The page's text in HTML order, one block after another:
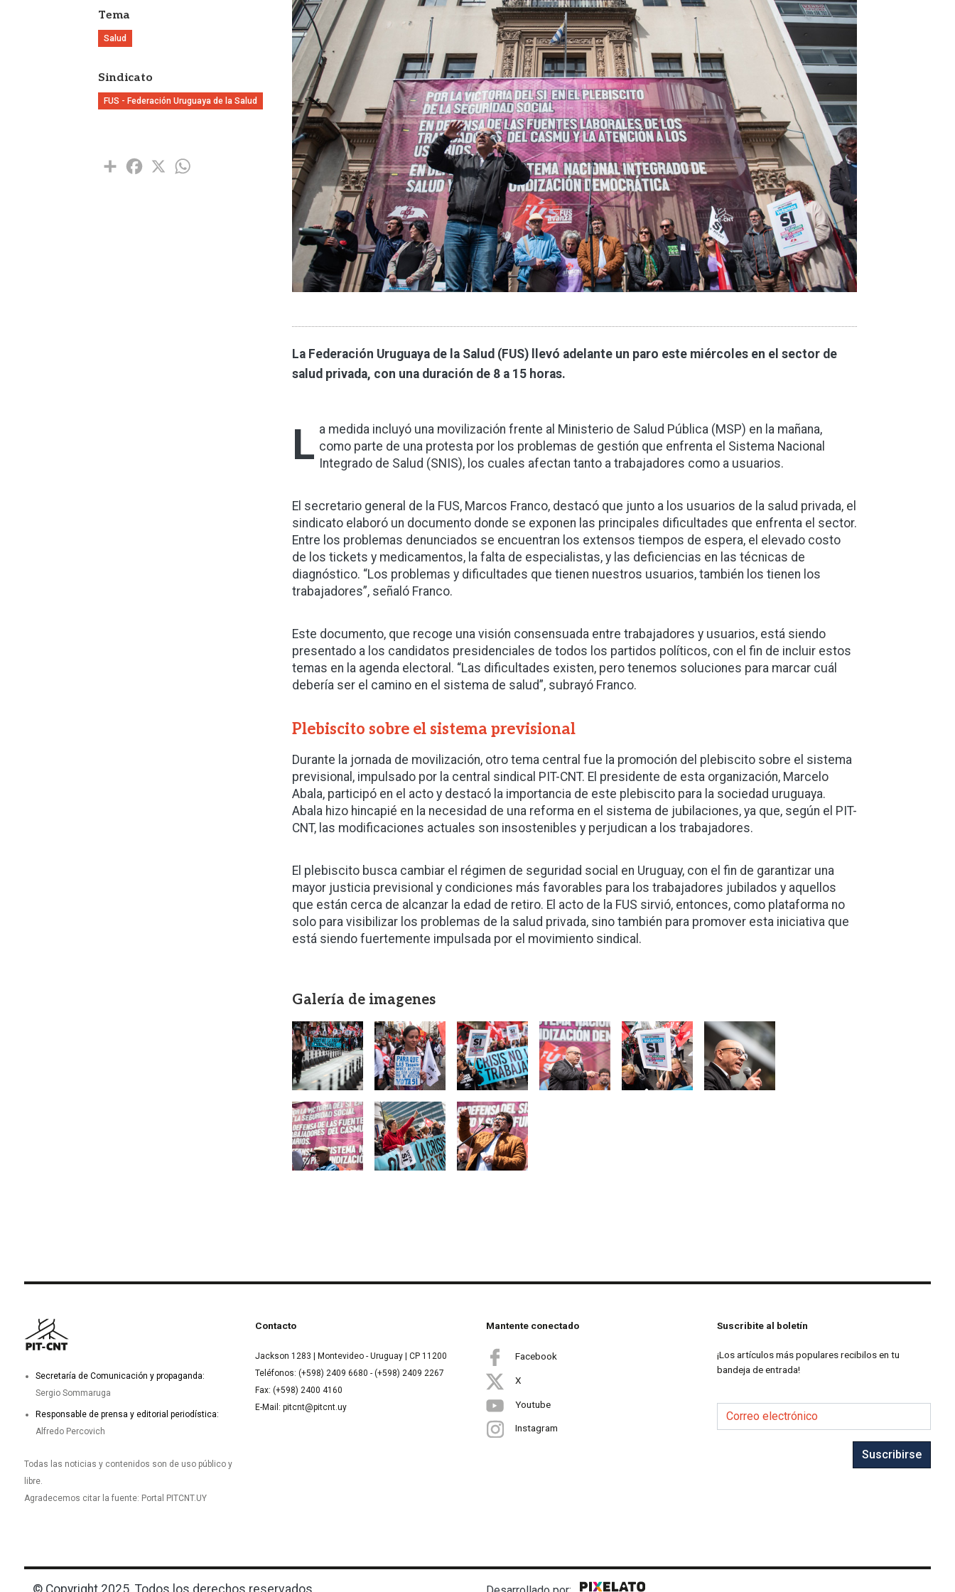
Tema
Salud
Sindicato
FUS - Federación Uruguaya de la Salud
Share Facebook
X
La Federación Uruguaya de la Salud (FUS) llevó adelante un paro este miércoles en el sector de
salud privada, con una duración de 8 a 15 horas.
L a medida incluyó una movilización frente al Ministerio de Salud Pública (MSP) en la mañana,
como parte de una protesta por los problemas de gestión que enfrenta el Sistema Nacional
Integrado de Salud (SNIS), los cuales afectan tanto a trabajadores como a usuarios.
El secretario general de la FUS, Marcos Franco, destacó que junto a los usuarios de la salud privada, el
sindicato elaboró un documento donde se exponen las principales dificultades que enfrenta el sector.
Entre los problemas denunciados se encuentran los extensos tiempos de espera, el elevado costo
de los tickets y medicamentos, la falta de especialistas, y las deficiencias en las técnicas de
diagnóstico. “Los problemas y dificultades que tienen nuestros usuarios, también los tienen los
trabajadores”, señaló Franco.
Este documento, que recoge una visión consensuada entre trabajadores y usuarios, está siendo
presentado a los candidatos presidenciales de todos los partidos políticos, con el fin de incluir estos
temas en la agenda electoral. “Las dificultades existen, pero tenemos soluciones para marcar cuál
debería ser el camino en el sistema de salud”, subrayó Franco.
Plebiscito sobre el sistema previsional
Durante la jornada de movilización, otro tema central fue la promoción del plebiscito sobre el sistema
previsional, impulsado por la central sindical PIT-CNT. El presidente de esta organización, Marcelo
Abala, participó en el acto y destacó la importancia de este plebiscito para la sociedad uruguaya.
Abala hizo hincapié en la necesidad de una reforma en el sistema de jubilaciones, ya que, según el PIT-
CNT, las modificaciones actuales son insostenibles y perjudican a los trabajadores.
El plebiscito busca cambiar el régimen de seguridad social en Uruguay, con el fin de garantizar una
mayor justicia previsional y condiciones más favorables para los trabajadores jubilados y aquellos
que están cerca de alcanzar la edad de retiro. El acto de la FUS sirvió, entonces, como plataforma no
solo para visibilizar los problemas de la salud privada, sino también para promover esta iniciativa que
está siendo fuertemente impulsada por el movimiento sindical.
Galería de imagenes
Imagen
Imagen Imagen Imagen Imagen Imagen
Imagen Imagen Imagen
Secretaría de Comunicación y propaganda:
Sergio Sommaruga
Responsable de prensa y editorial periodística:
Alfredo Percovich
Todas las noticias y contenidos son de uso público y
libre.
Agradecemos citar la fuente: Portal PITCNT.UY
Contacto
Jackson 1283 | Montevideo - Uruguay | CP 11200
Teléfonos: (+598) 2409 6680 - (+598) 2409 2267
Fax: (+598) 2400 4160
E-Mail: pitcnt@pitcnt.uy
Mantente conectado
Facebook
X
Youtube
Instagram
Suscribite al boletín
¡Los artículos más populares recibilos en tu
bandeja de entrada!
Correo electrónico
Suscribirse